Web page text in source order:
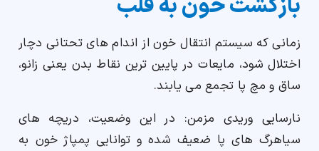
زمانی که سیستم انتقال خون از اندام های تحتانی دچار
اختلال شود، مایعات در پایین ترین نقاط بدن یعنی زانو،
ساق و مچ پا تجمع می یابند.
نارسایی وریدی مزمن: در این وضعیت، دریچه های
سیاهرگ های پا ضعیف شده و توانایی پمپاژ خون به